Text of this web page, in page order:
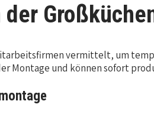
vermittelt, um
Montage und können sofort